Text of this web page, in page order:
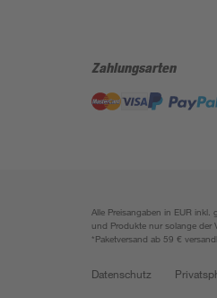
Zahlungsarten
Alle Preisangaben in EUR
und Produkte nur solange der
*Paketversand ab 59 €
Datenschutz